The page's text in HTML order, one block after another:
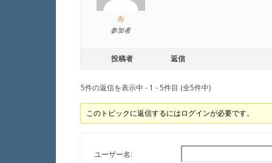
寿
参加者
投稿者 返信
5件の返信を表示中 - 1 - 5件目 (全5件中)
このトピックに返信するにはログインが必要です。
ユーザー名: